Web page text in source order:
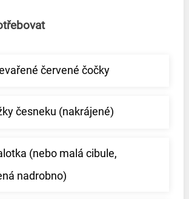
červené čočky
česneku (nakrájené)
(nebo malá cibule,
nadrobno)